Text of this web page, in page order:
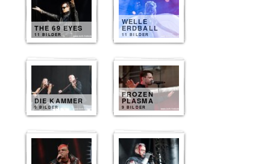
THE 69 EYES
11 BILDER
WELLE
ERDBALL
11 BILDER
DIE KAMMER
9 BILDER
FROZEN
PLASMA
9 BILDER